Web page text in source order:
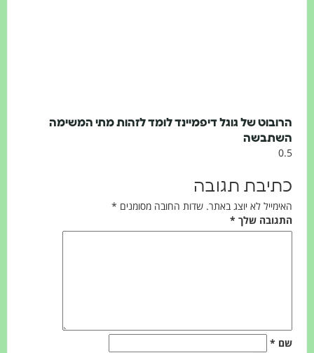
של גוגל דיפמיינד לומד לזהות מתי המשימה
תגובה
לא יוצג באתר. שדות החובה מסומנים *
שלך*